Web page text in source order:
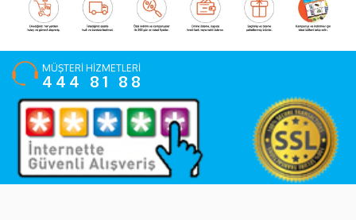
MÜŞTERİ HİZMETLERİ
444 81 88